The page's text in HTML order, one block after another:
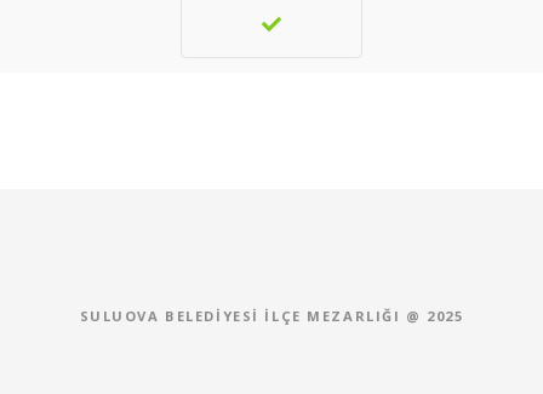
SULUOVA BELEDIYESI İLÇE MEZARLIĞI @ 2025